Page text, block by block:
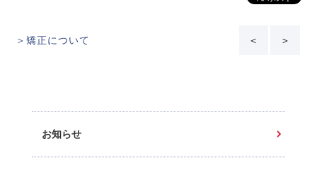
＞矯正について ＜ ＞
お知らせ